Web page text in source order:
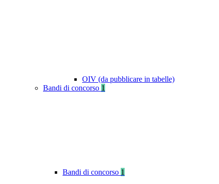
OIV (da pubblicare in tabelle)
Bandi di concorso 1
Bandi di concorso 1